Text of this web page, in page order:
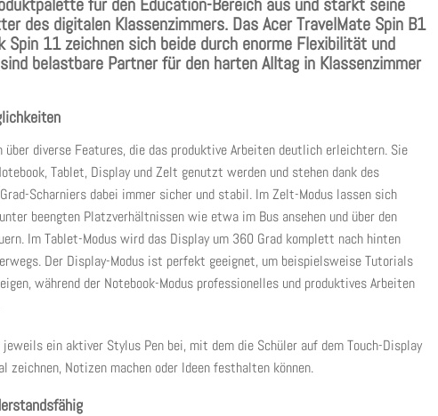
des digitalen Klassenzimmers. Das Acer TravelMate Spin B1
Spin 11 zeichnen sich beide durch enorme Flexibilität und
belastbare Partner für den harten Alltag in Klassenzimmer
über diverse Features, die das produktive Arbeiten deutlich erleichtern. Sie
Tablet, Display und Zelt genutzt werden und stehen dank des
Scharniers dabei immer sicher und stabil. Im Zelt-Modus lassen sich
beengten Platzverhältnissen wie etwa im Bus ansehen und über den
Im Tablet-Modus wird das Display um 360 Grad komplett nach hinten
Der Display-Modus ist perfekt geeignet, um beispielsweise Tutorials
während der Notebook-Modus professionelles und produktives Arbeiten
ein aktiver Stylus Pen bei, mit dem die Schüler auf dem Touch-Display
Notizen machen oder Ideen festhalten können.